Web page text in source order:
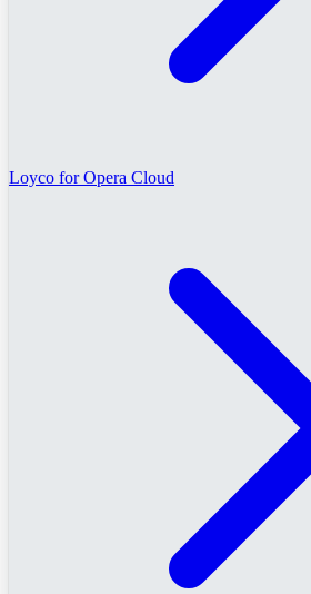
Loyco for Opera Cloud